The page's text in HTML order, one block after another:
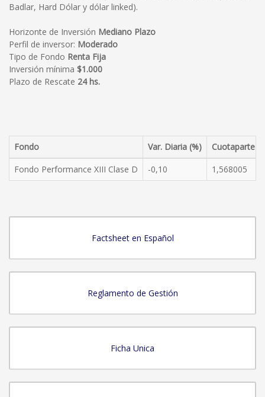
Badlar, Hard Dólar y dólar linked).
Horizonte de Inversión Mediano Plazo
Perfil de inversor: Moderado
Tipo de Fondo Renta Fija
Inversión mínima $1.000
Plazo de Rescate 24 hs.
Fondo Var. Diaria (%)
Cuotaparte
Fondo Performance XIII Clase D
-0,10 1,568005
Factsheet en Español
Reglamento de Gestión
Ficha Unica